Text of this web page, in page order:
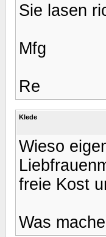
Sie lasen
Mfg
Re
Klede
Wieso
freie Kost
Was